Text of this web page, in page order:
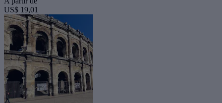
US$ 19,01